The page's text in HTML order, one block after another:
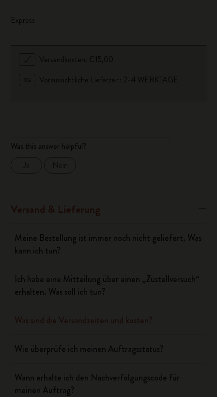
Express
Versandkosten: €15,00
Voraussichtliche Lieferzeit: 2-4 WERKTAGE
Was this answer helpful?
Versand & Lieferung
Meine Bestellung ist immer noch nicht geliefert. Was
kann ich tun?
Ich habe eine Mitteilung über einen „Zustellversuch“
erhalten. Was soll ich tun?
Was sind die Versandzeiten und kosten?
Wie überprüfe ich meinen Auftragsstatus?
Wann erhalte ich den Nachverfolgungscode für
meinen Auftrag?